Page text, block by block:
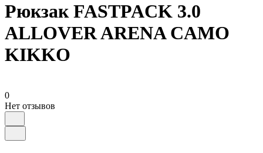
Рюкзак FASTPACK 3.0
ALLOVER ARENA CAMO
KIKKO
0
Нет отзывов